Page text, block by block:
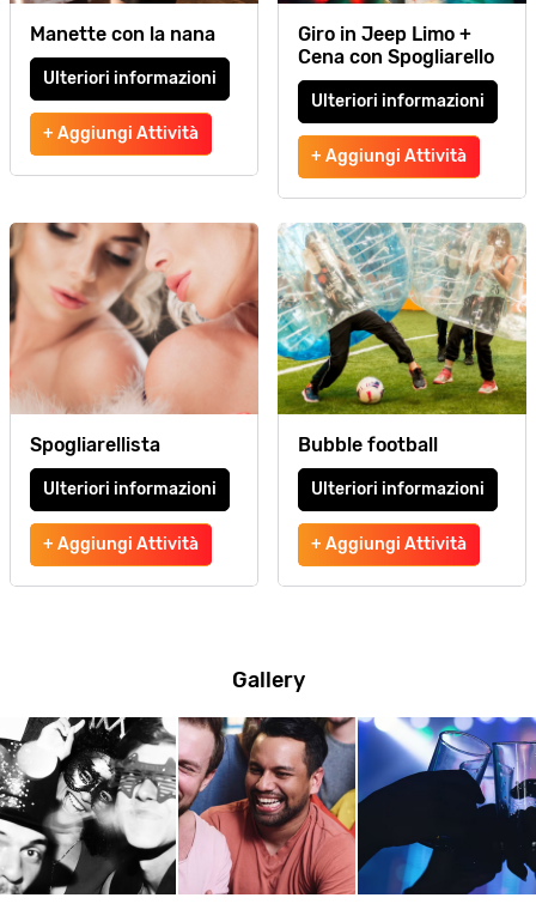
Manette con la nana
Ulteriori informazioni
+ Aggiungi Attività
Giro in Jeep Limo +
Cena con Spogliarello
Ulteriori informazioni
+ Aggiungi Attività
Spogliarellista
Ulteriori informazioni
+ Aggiungi Attività
Bubble football
Ulteriori informazioni
+ Aggiungi Attività
Gallery